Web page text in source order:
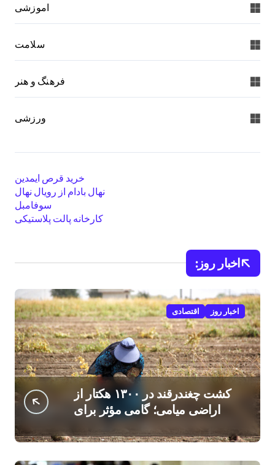
اموزشی
سلامت
فرهنگ و هنر
ورزشی
خرید قرص ایمدین
نهال بادام از رویال نهال
سوفامبل
کارخانه پالت پلاستیکی
اخبار روز:
اخبار روز اقتصادی
کشت چغندرقند در ۱۳۰۰ هکتار از
اراضی میامی؛ گامی مؤثر برای
افزایش درآمد کشاورزان